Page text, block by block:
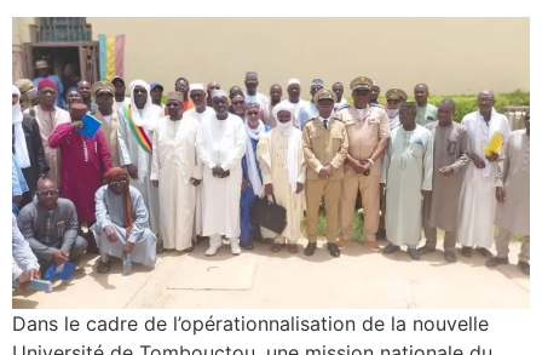
Dans le cadre de l’opérationnalisation de la nouvelle